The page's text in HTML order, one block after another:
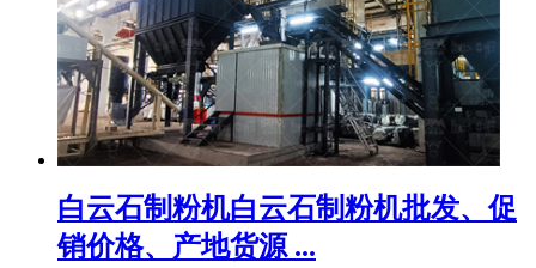
白云石制粉机白云石制粉机批发、促
销价格、产地货源 ...